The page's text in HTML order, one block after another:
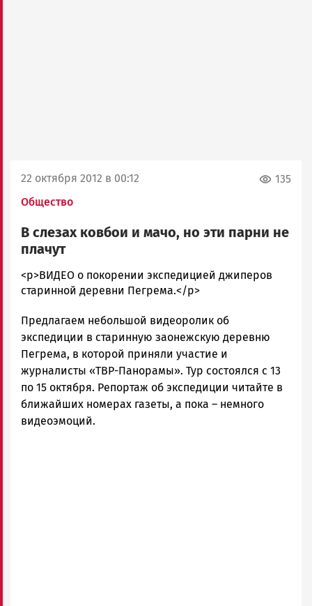
22 октября 2012 в 00:12
Общество
135
В слезах ковбои и мачо, но эти парни не
плачут
admintimur
Новости
и
Карелии
|
Петрозаводск
ГОВОРИТ
<p>ВИДЕО о покорении экспедицией джиперов
старинной деревни Пегрема.</p>
Предлагаем небольшой видеоролик об
экспедиции в старинную заонежскую деревню
Пегрема, в которой приняли участие и
журналисты «ТВР-Панорамы». Тур состоялся с 13
по 15 октября. Репортаж об экспедиции читайте в
ближайших номерах газеты, а пока – немного
видеоэмоций.